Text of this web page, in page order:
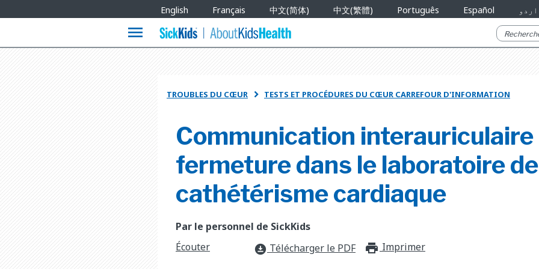
Languages
English Français 中文(简体) 中文(繁體) Português Español اردو
menu
TROUBLES DU CŒUR  TESTS ET PROCÉDURES DU CŒUR CARREFOUR D'INFORMATION
Communication interauriculaire
fermeture dans le laboratoire de
cathétérisme cardiaque
Par le personnel de SickKids
Écouter
download_for_offline Télécharger le PDF Imprimer